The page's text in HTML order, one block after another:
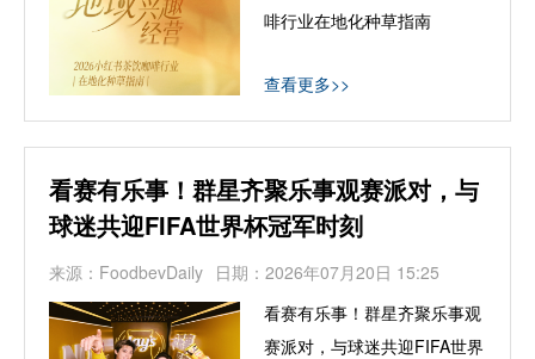
啡行业在地化种草指南
查看更多>>
看赛有乐事！群星齐聚乐事观赛派对，与
球迷共迎FIFA世界杯冠军时刻
来源：FoodbevDaily 日期：2026年07月20日 15:25
看赛有乐事！群星齐聚乐事观
赛派对，与球迷共迎FIFA世界